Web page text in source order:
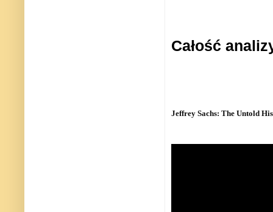
Całość
Jeffrey Sachs: The Untold